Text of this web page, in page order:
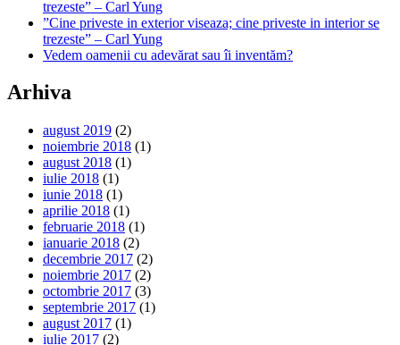
trezeste” – Carl Yung
”Cine priveste in exterior viseaza; cine priveste in interior se
trezeste” – Carl Yung
Vedem oamenii cu adevărat sau îi inventăm?
Arhiva
august 2019 (2)
noiembrie 2018 (1)
august 2018 (1)
iulie 2018 (1)
iunie 2018 (1)
aprilie 2018 (1)
februarie 2018 (1)
ianuarie 2018 (2)
decembrie 2017 (2)
noiembrie 2017 (2)
octombrie 2017 (3)
septembrie 2017 (1)
august 2017 (1)
iulie 2017 (2)